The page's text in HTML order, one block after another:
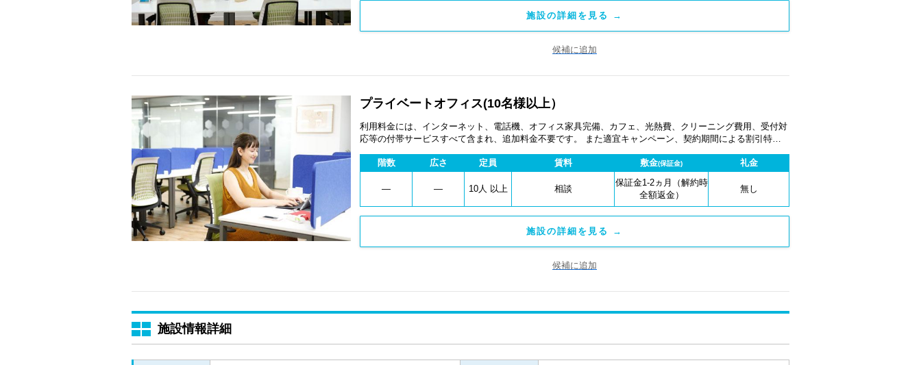
施設の詳細を見る →
候補に追加
プライベートオフィス(10名様以上）
利用料金には、インターネット、電話機、オフィス家具完備、カフェ、光熱費、クリーニング費用、受付対
応等の付帯サービスすべて含まれ、追加料金不要です。 また適宜キャンペーン、契約期間による割引特典
階数
広さ 定員 賃料 敷金(保証金) 礼金
― ― 10人 以上 相談
保証金1-2ヵ月（解約時
全額返金）
無し
施設の詳細を見る →
候補に追加
施設情報詳細